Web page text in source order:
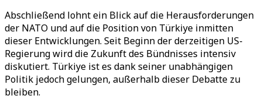
Abschließend lohnt ein Blick auf die Herausforderungen
der NATO und auf die Position von Türkiye inmitten
dieser Entwicklungen. Seit Beginn der derzeitigen US-
Regierung wird die Zukunft des Bündnisses intensiv
diskutiert. Türkiye ist es dank seiner unabhängigen
Politik jedoch gelungen, außerhalb dieser Debatte zu
bleiben.